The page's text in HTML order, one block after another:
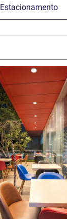
Estacionamento